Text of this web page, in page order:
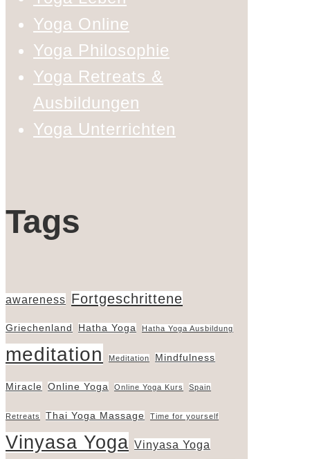
Yoga Online
Yoga Philosophie
Yoga Retreats &
Ausbildungen
Yoga Unterrichten
Tags
awareness Fortgeschrittene
Griechenland Hatha Yoga Hatha Yoga Ausbildung
meditation Meditation Mindfulness
Miracle Online Yoga Online Yoga Kurs Spain
Retreats Thai Yoga Massage Time for yourself
Vinyasa Yoga Vinyasa Yoga